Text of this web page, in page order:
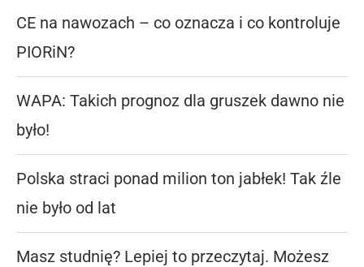
CE na nawozach – co oznacza i co kontroluje
PIORiN?
WAPA: Takich prognoz dla gruszek dawno nie
było!
Polska straci ponad milion ton jabłek! Tak źle
nie było od lat
Masz studnię? Lepiej to przeczytaj. Możesz